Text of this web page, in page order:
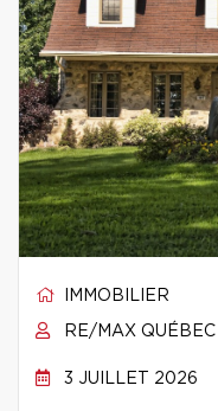
IMMOBILIER
RE/MAX QUÉBEC
3 JUILLET 2026